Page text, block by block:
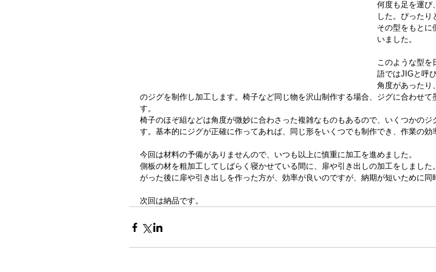
何度も足を運び
した。ぴったり
その型をもとに
いました。
このような型を
語ではJIGと呼び
角度があったり
のジグを制作し加工します。椅子など同じ物を沢山制作する場合、ジグに合わせて
す。
椅子のほぞ組などは角度が微妙に合わさった複雑なものもあるので、いくつかのジ
す。基本的にジグが正確に作ってあれば、同じ形をいくつでも制作でき、作業の効
今回は材料の予備がありませんので、いつも以上に慎重に加工を進めました。
側板の材を粗加工してしばらく寝かせている間に、扉や引き出しの加工をしました
がった後に扉や引き出しを作った方が、効率が良いのですが、納期が短いために同
次回は納品です。